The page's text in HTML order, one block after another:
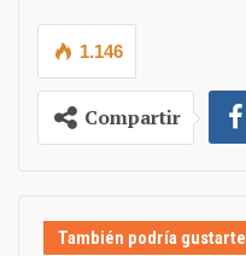
1.146
Compartir
También podría gustarte